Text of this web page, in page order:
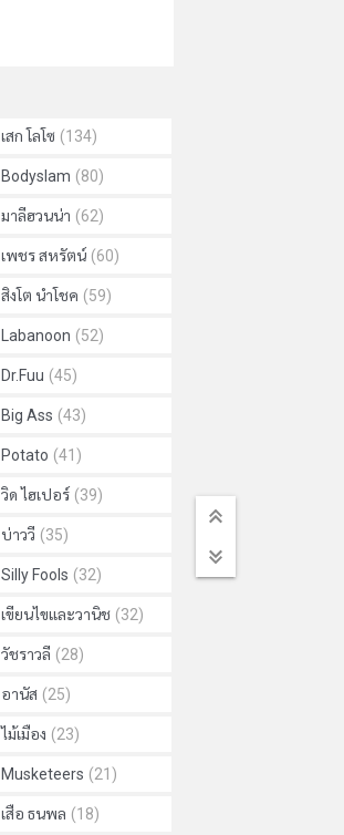
เสก โลโซ (134)
Bodyslam (80)
มาลีฮวนน่า (62)
เพชร สหรัตน์ (60)
สิงโต นำโชค (59)
Labanoon (52)
Dr.Fuu (45)
Big Ass (43)
Potato (41)
วิด ไฮเปอร์ (39)
บ่าววี (35)
Silly Fools (32)
เขียนไขและวานิช (32)
วัชราวลี (28)
อานัส (25)
ไม้เมือง (23)
Musketeers (21)
เสือ ธนพล (18)